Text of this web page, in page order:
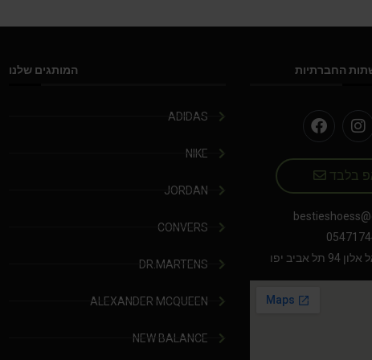
החברתיות
בלבד
אביב יפו
המותגים שלנו
ADIDAS
NIKE
JORDAN
CONVERS
DR.MARTENS
ALEXANDER MCQUEEN
NEW BALANCE